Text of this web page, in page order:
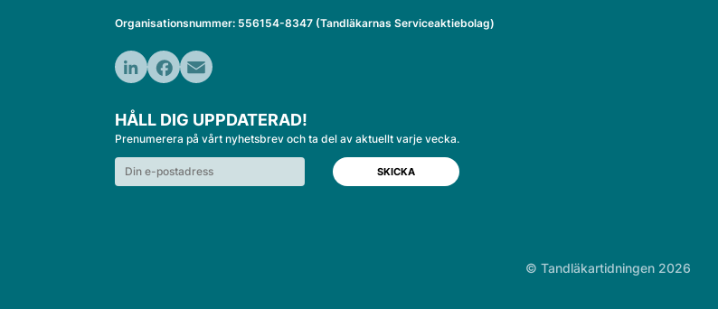
Organisationsnummer: 556154-8347 (Tandläkarnas Serviceaktiebolag)
HÅLL DIG UPPDATERAD!
Prenumerera på vårt nyhetsbrev och ta del av aktuellt varje vecka.
© Tandläkartidningen 2026